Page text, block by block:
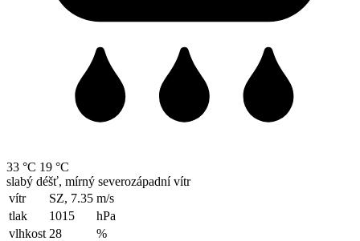
33 °C 19 °C
slabý déšť, mírný severozápadní vítr
vítr
SZ, 7.35 m/s
tlak
1015
hPa
vlhkost 28
%